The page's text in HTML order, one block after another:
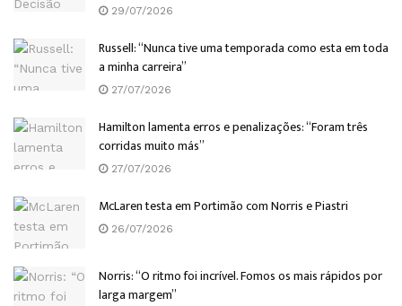
29/07/2026
Russell: “Nunca tive uma temporada como esta em toda
a minha carreira”
27/07/2026
Hamilton lamenta erros e penalizações: “Foram três
corridas muito más”
27/07/2026
McLaren testa em Portimão com Norris e Piastri
26/07/2026
Norris: “O ritmo foi incrível. Fomos os mais rápidos por
larga margem”